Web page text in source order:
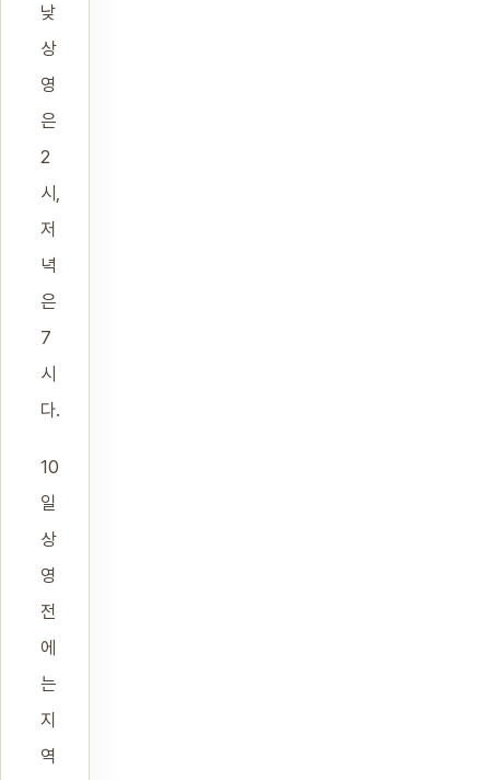
낮
상
영
은
2
시,
저
녁
은
7
시
다.
10
일
상
영
전
에
는
지
역